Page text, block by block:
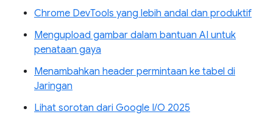
Chrome DevTools yang lebih andal dan produktif
Mengupload gambar dalam bantuan AI untuk
penataan gaya
Menambahkan header permintaan ke tabel di
Jaringan
Lihat sorotan dari Google I/O 2025